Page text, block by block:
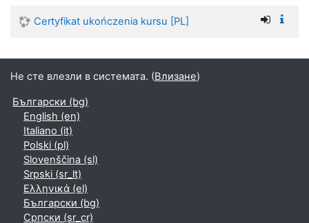
Certyfikat ukończenia kursu [PL]
Не сте влезли в системата. (Влизане)
Български ‎(bg)‎
English ‎(en)‎
Italiano ‎(it)‎
Polski ‎(pl)‎
Slovenščina ‎(sl)‎
Srpski ‎(sr_lt)‎
Ελληνικά ‎(el)‎
Български ‎(bg)‎
Српски ‎(sr_cr)‎